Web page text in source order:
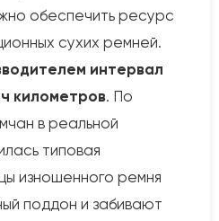
обеспечить ресурс
сухих ремней.
интервал
километров. По
в реальной
типовая
изношенного ремня
поддон и забивают